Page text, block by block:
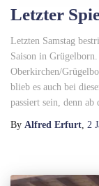
Letzter
Letzten Samstag
Saison in
Oberkirchen/
blieb es auch bei
passiert sein, denn ab
By Alfred Erfurt 2